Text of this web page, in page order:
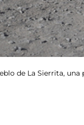
de La Sierrita,